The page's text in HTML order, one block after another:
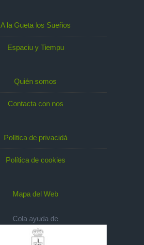
A la Gueta los Sueños
Espaciu y Tiempu
Quién somos
Contacta con nos
Política de privacidá
Política de cookies
Mapa del Web
Cola ayuda de